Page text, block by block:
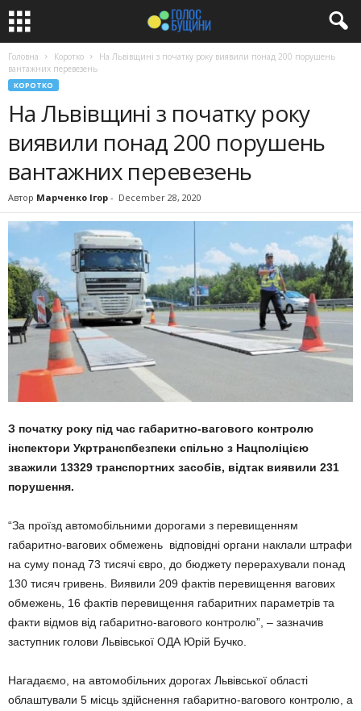
Головна Коротко
На Львівщині з початку року виявили понад 200 порушень
вантажних перевезень
КОРОТКО
На Львівщині з початку року
виявили понад 200 порушень
вантажних перевезень
Автор Марченко Ігор - December 28, 2020
З початку року під час габаритно-вагового контролю
інспектори Укртранспбезпеки спільно з Нацполіцією
зважили 13329 транспортних засобів, відтак виявили 231
порушення.
“За проїзд автомобільними дорогами з перевищенням
габаритно-вагових обмежень відповідні органи наклали штрафи
на суму понад 73 тисячі євро, до бюджету перерахували понад
130 тисяч гривень. Виявили 209 фактів перевищення вагових
обмежень, 16 фактів перевищення габаритних параметрів та
факти відмов від габаритно-вагового контролю”, – зазначив
заступник голови Львівської ОДА Юрій Бучко.
Нагадаємо, на автомобільних дорогах Львівської області
облаштували 5 місць здійснення габаритно-вагового контролю, а